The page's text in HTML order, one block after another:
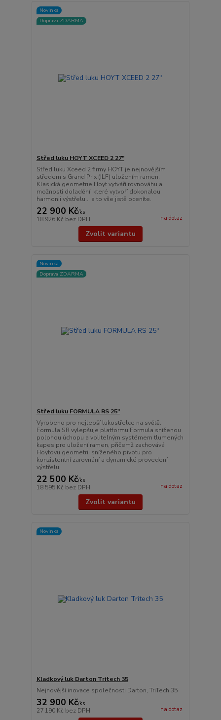
Novinka
Doprava ZDARMA
Střed luku HOYT XCEED 2 27"
Střed luku Xceed 2 firmy HOYT je nejnovějším
středem s Grand Prix (ILF) uložením ramen.
Klasická geometrie Hoyt vytváří rovnováhu a
možnosti doladění, které vytvoří dokonalou
harmonii výstřelu... a to vše jistě oceníte.
22 900 Kč/ks
18 926 Kč bez DPH na dotaz
Zvolit variantu
Novinka
Doprava ZDARMA
Střed luku FORMULA RS 25"
Vyrobeno pro nejlepší lukostřelce na světě.
Formula SR vylepšuje platformu Formula sníženou
polohou úchopu a volitelným systémem tlumených
kapes pro uložení ramen, přičemž zachovává
Hoytovu geometrii sníženého pivotu pro
konzistentní zarovnání a dynamické provedení
výstřelu.
22 500 Kč/ks
18 595 Kč bez DPH na dotaz
Zvolit variantu
Novinka
Kladkový luk Darton Tritech 35
Nejnovější inovace společnosti Darton, TriTech 35
32 900 Kč/ks
27 190 Kč bez DPH na dotaz